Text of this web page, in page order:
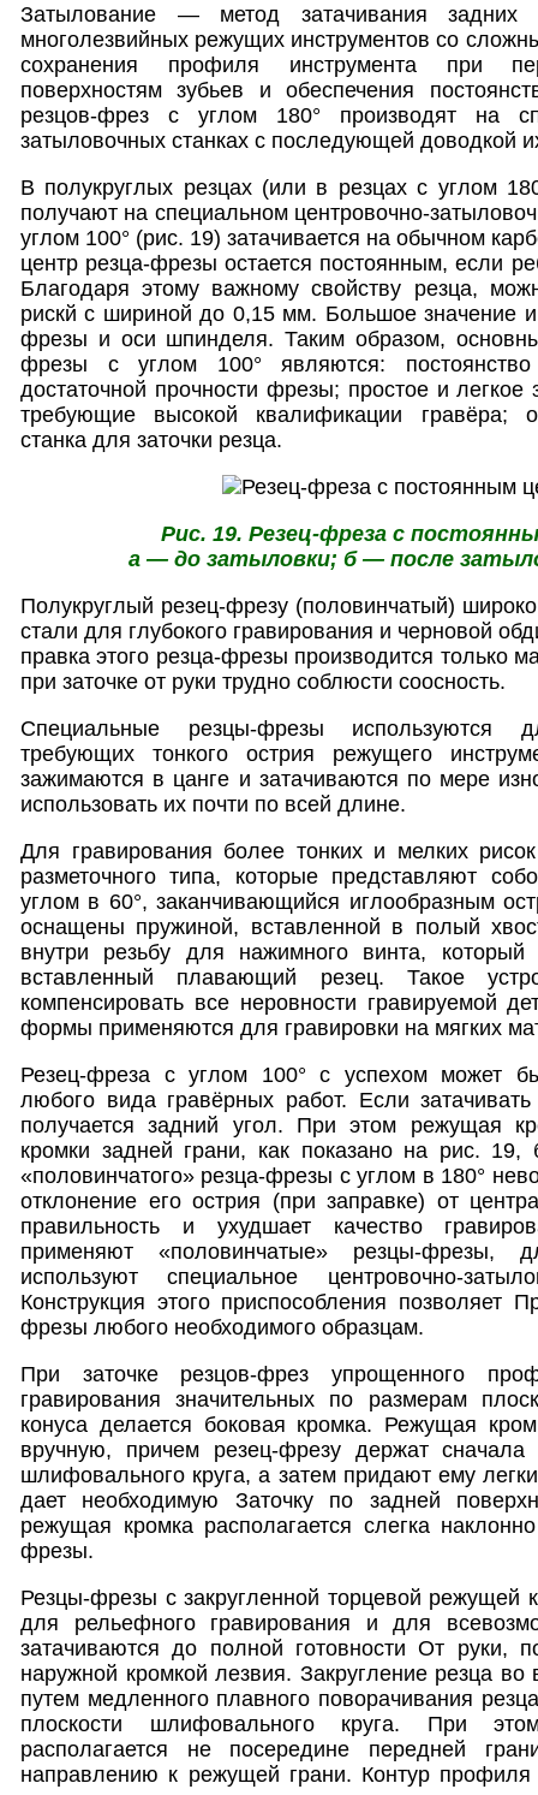
Затылование — метод затачивания задних
многолезвийных режущих инструментов со
сохранения профиля инструмента при
поверхностям зубьев и обеспечения
резцов-фрез с углом 180° производят на
затыловочных станках с последующей доводкой
В полукруглых резцах (или в резцах с углом
получают на специальном центровочно-
углом 100° (рис. 19) затачивается на обычном
центр резца-фрезы остается постоянным, если
Благодаря этому важному свойству резца,
рискй с шириной до 0,15 мм. Большое значение
фрезы и оси шпинделя. Таким образом,
фрезы с углом 100° являются:
достаточной прочности фрезы; простое и легкое
требующие высокой квалификации гравёра;
станка для заточки резца.
Рис. 19. Резец-фреза с
а — до затыловки; б — после
Полукруглый резец-фрезу (половинчатый)
стали для глубокого гравирования и черновой
правка этого резца-фрезы производится только
при заточке от руки трудно соблюсти соосность.
Специальные резцы-фрезы используются
требующих тонкого острия режущего
зажимаются в цанге и затачиваются по мере
использовать их почти по всей длине.
Для гравирования более тонких и мелких
разметочного типа, которые представляют
углом в 60°, заканчивающийся иглообразным
оснащены пружиной, вставленной в полый
внутри резьбу для нажимного винта,
вставленный плавающий резец. Такое
компенсировать все неровности гравируемой
формы применяются для гравировки на мягких
Резец-фреза с углом 100° с успехом может
любого вида гравёрных работ. Если
получается задний угол. При этом режущая
кромки задней грани, как показано на рис. 19,
«половинчатого» резца-фрезы с углом в 180°
отклонение его острия (при заправке) от
правильность и ухудшает качество
применяют «половинчатые» резцы-фрезы,
используют специальное центровочно-
Конструкция этого приспособления позволяет
фрезы любого необходимого образцам.
При заточке резцов-фрез упрощенного
гравирования значительных по размерам
конуса делается боковая кромка. Режущая
вручную, причем резец-фрезу держат сначала
шлифовального круга, а затем придают ему
дает необходимую Заточку по задней
режущая кромка располагается слегка
фрезы.
Резцы-фрезы с закругленной торцевой режущей
для рельефного гравирования и для
затачиваются до полной готовности От руки,
наружной кромкой лезвия. Закругление резца во
путем медленного плавного поворачивания
плоскости шлифовального круга. При
располагается не посередине передней
направлению к режущей грани. Контур профиля